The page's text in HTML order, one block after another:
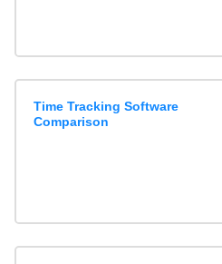
Time Tracking Software
Comparison